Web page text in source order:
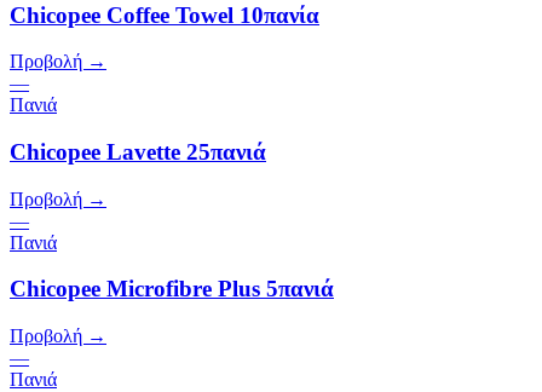
Chicopee Coffee Towel 10πανία
Προβολή →
—
Πανιά
Chicopee Lavette 25πανιά
Προβολή →
—
Πανιά
Chicopee Microfibre Plus 5πανιά
Προβολή →
—
Πανιά